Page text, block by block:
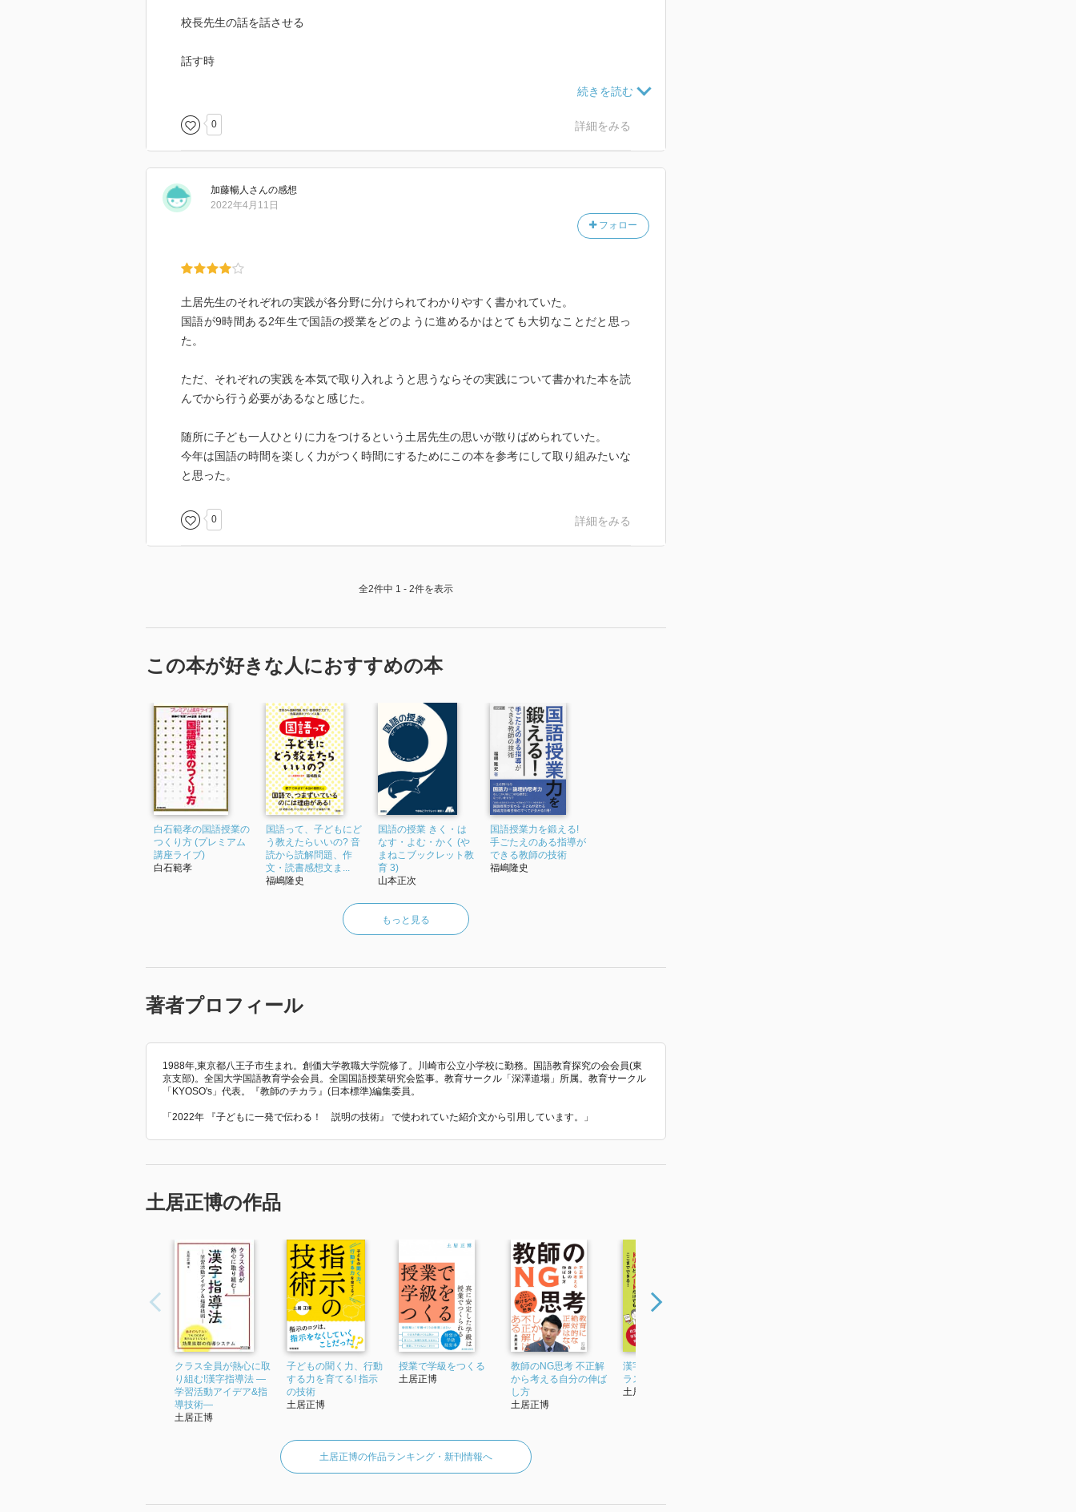
校長先生の話を話させる
話す時
書く力をつける
日記指導は共有が大事
まずは読む力をつけさせる
ハキハキ 1文字ずつはっきり
スラスラ 早く読む 1分300文字
正しく 間違えずに
三原則をDからSでつける
厳しくチェックした方がいい。事前に予告しておく。
文学文は理論的に読む
その根拠はどこに書いてあるか。を意識する。
文学文はいつ どこ だれをまとめる
既習事項を確かめる
2年生は順序を抑える
漢字は読み から
1ページずつチェック
活用例を書けるようにする
〈これから自分がすること〉
授業を区切る
スキル的な学習か教科書を進めるか
日記指導 紹介する
正しく
箇条書きング 2ポイント導入
日記
話を聞いてか聞く
返事をハキハキさせる 健康観察
漢字サバイバル
言葉ネット 反対の意味 似た意味の意味
1分高速読み
0 詳細をみる
加藤暢人 さんの感想
フォロー
2022年4月11日
土居先生のそれぞれの実践が各分野に分けられてわかりやすく書かれていた。
国語が9時間ある2年生で国語の授業をどのように進めるかはとても大切なことだと思っ
た。
ただ、それぞれの実践を本気で取り入れようと思うならその実践について書かれた本を読
んでから行う必要があるなと感じた。
随所に子ども一人ひとりに力をつけるという土居先生の思いが散りばめられていた。
今年は国語の時間を楽しく力がつく時間にするためにこの本を参考にして取り組みたいな
と思った。
0 詳細をみる
全2件中 1 - 2件を表示
この本が好きな人におすすめの本
白石範孝の国語授業の
つくり方 (プレミアム
講座ライブ)
白石範孝
国語って、子どもにど
う教えたらいいの? 音
読から読解問題、作
文・読書感想文ま...
福嶋隆史
国語の授業 きく・は
なす・よむ・かく (や
まねこブックレット教
育 3)
山本正次
国語授業力を鍛える!
手ごたえのある指導が
できる教師の技術
福嶋隆史
もっと見る
著者プロフィール
1988年,東京都八王子市生まれ。創価大学教職大学院修了。川崎市公立小学校に勤務。国語教育探究の会会員(東
京支部)。全国大学国語教育学会会員。全国国語授業研究会監事。教育サークル「深澤道場」所属。教育サークル
「KYOSO's」代表。『教師のチカラ』(日本標準)編集委員。
「2022年 『子どもに一発で伝わる！ 説明の技術』 で使われていた紹介文から引用しています。」
土居正博の作品
クラス全員が熱心に取
り組む!漢字指導法 ―
学習活動アイデア&指
導技術―
土居正博
子どもの聞く力、行動
する力を育てる! 指示
の技術
土居正博
授業で学級をつくる
土居正博
教師のNG思考 不正解
から考える自分の伸ば
し方
土居正博
漢字指導の新常識 イ
ラストでよくわかる!
土居正博
土居正博の作品ランキング・新刊情報へ